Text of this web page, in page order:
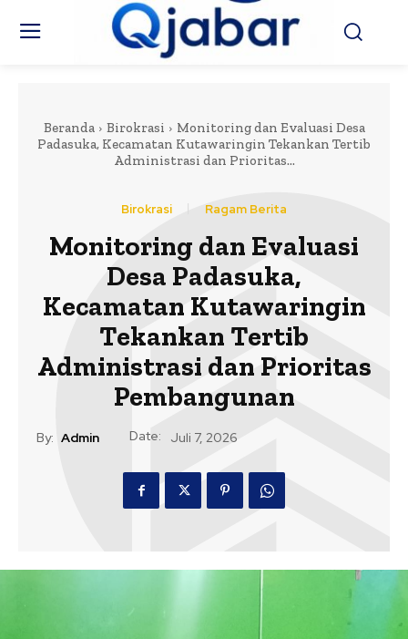
Beranda Birokrasi
Monitoring dan Evaluasi Desa
Padasuka, Kecamatan Kutawaringin Tekankan Tertib
Administrasi dan Prioritas...
Birokrasi Ragam Berita
Monitoring dan Evaluasi
Desa Padasuka,
Kecamatan Kutawaringin
Tekankan Tertib
Administrasi dan Prioritas
Pembangunan
By: Admin Date: Juli 7, 2026